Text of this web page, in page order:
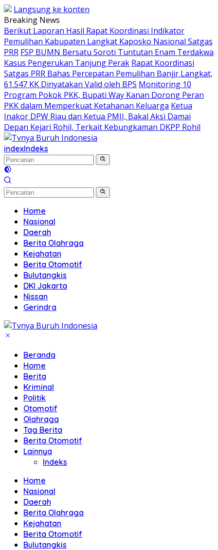
Langsung ke konten
Breaking News
Berikut Laporan Hasil Rapat Koordinasi Indikator
Pemulihan Kabupaten Langkat Kaposko Nasional Satgas
PRR FSP BUMN Bersatu Soroti Tuntutan Enam Terdakwa
Kasus Pengerukan Tanjung Perak Rapat Koordinasi
Satgas PRR Bahas Percepatan Pemulihan Banjir Langkat,
61.547 KK Dinyatakan Valid oleh BPS Monitoring 10
Program Pokok PKK, Bupati Way Kanan Dorong Peran
PKK dalam Memperkuat Ketahanan Keluarga Ketua
Inakor DPW Riau dan Ketua PMII, Bakal Aksi Damai
Depan Kejari Rohil, Terkait Kebungkaman DKPP Rohil
indexIndeks
Home
Nasional
Daerah
Berita Olahraga
Kejahatan
Berita Otomotif
Bulutangkis
DKI Jakarta
Nissan
Gerindra
Beranda
Home
Berita
Kriminal
Politik
Otomotif
Olahraga
Tag Berita
Berita Otomotif
Lainnya
Indeks
Home
Nasional
Daerah
Berita Olahraga
Kejahatan
Berita Otomotif
Bulutangkis